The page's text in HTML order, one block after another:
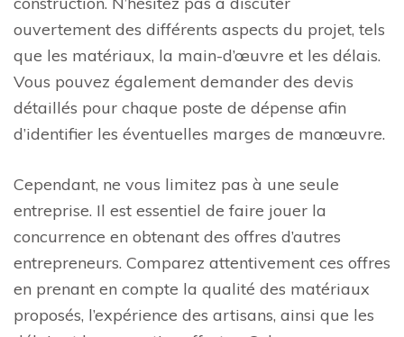
ouvertement des différents aspects du projet, tels
que les matériaux, la main-d’œuvre et les délais.
Vous pouvez également demander des devis
détaillés pour chaque poste de dépense afin
d’identifier les éventuelles marges de manœuvre.
Cependant, ne vous limitez pas à une seule
entreprise. Il est essentiel de faire jouer la
concurrence en obtenant des offres d’autres
entrepreneurs. Comparez attentivement ces offres
en prenant en compte la qualité des matériaux
proposés, l’expérience des artisans, ainsi que les